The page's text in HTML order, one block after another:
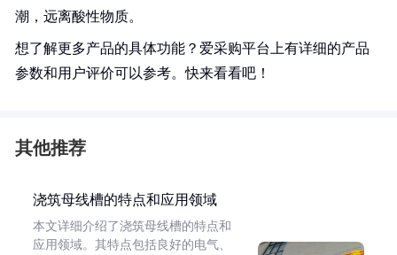
潮，远离酸性物质。
想了解更多产品的具体功能？爱采购平台上有详细的产品
参数和用户评价可以参考。快来看看吧！
其他推荐
浇筑母线槽的特点和应用领域
本文详细介绍了浇筑母线槽的特点和
应用领域。其特点包括良好的电气、